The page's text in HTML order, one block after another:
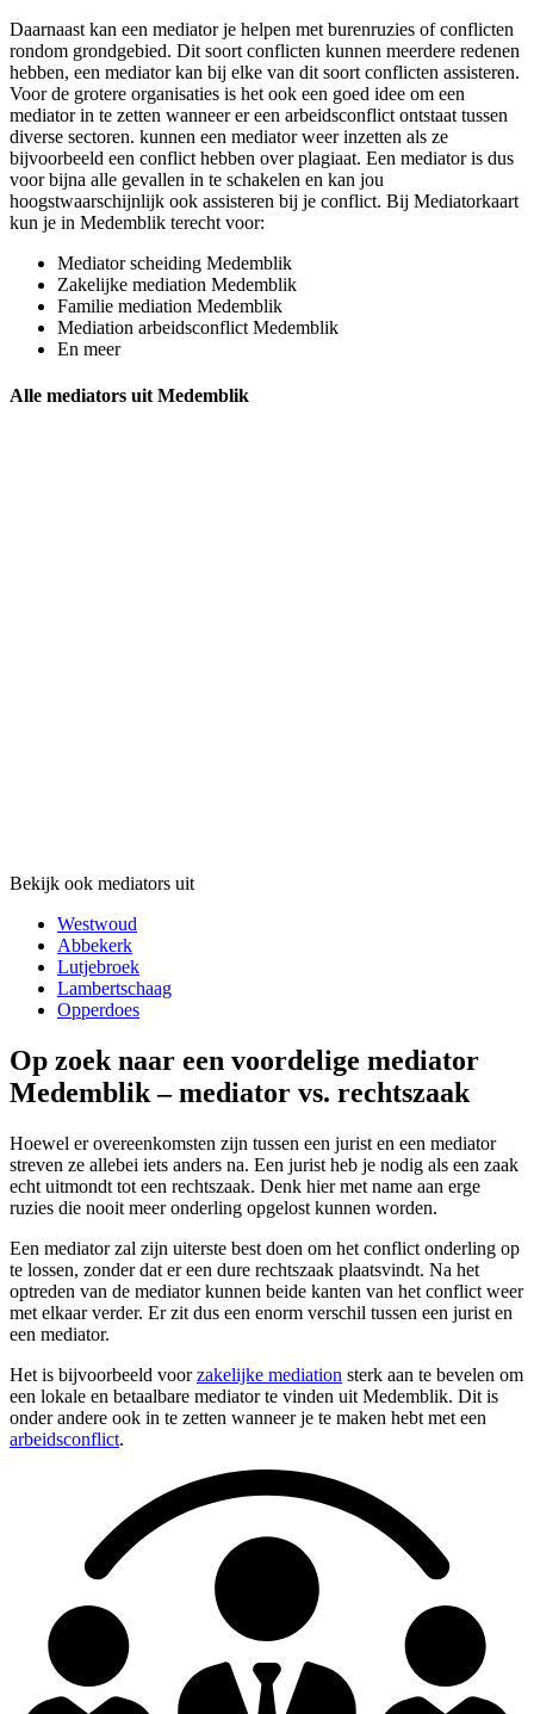
Daarnaast kan een mediator je helpen met burenruzies of conflicten
rondom grondgebied. Dit soort conflicten kunnen meerdere redenen
hebben, een mediator kan bij elke van dit soort conflicten assisteren.
Voor de grotere organisaties is het ook een goed idee om een
mediator in te zetten wanneer er een arbeidsconflict ontstaat tussen
diverse sectoren. kunnen een mediator weer inzetten als ze
bijvoorbeeld een conflict hebben over plagiaat. Een mediator is dus
voor bijna alle gevallen in te schakelen en kan jou
hoogstwaarschijnlijk ook assisteren bij je conflict. Bij Mediatorkaart
kun je in Medemblik terecht voor:
Mediator scheiding Medemblik
Zakelijke mediation Medemblik
Familie mediation Medemblik
Mediation arbeidsconflict Medemblik
En meer
Alle mediators uit Medemblik
Bekijk ook mediators uit
Westwoud
Abbekerk
Lutjebroek
Lambertschaag
Opperdoes
Op zoek naar een voordelige mediator
Medemblik – mediator vs. rechtszaak
Hoewel er overeenkomsten zijn tussen een jurist en een mediator
streven ze allebei iets anders na. Een jurist heb je nodig als een zaak
echt uitmondt tot een rechtszaak. Denk hier met name aan erge
ruzies die nooit meer onderling opgelost kunnen worden.
Een mediator zal zijn uiterste best doen om het conflict onderling op
te lossen, zonder dat er een dure rechtszaak plaatsvindt. Na het
optreden van de mediator kunnen beide kanten van het conflict weer
met elkaar verder. Er zit dus een enorm verschil tussen een jurist en
een mediator.
Het is bijvoorbeeld voorzakelijke mediation sterk aan te bevelen om
een lokale en betaalbare mediator te vinden uit Medemblik. Dit is
onder andere ook in te zetten wanneer je te maken hebt met een
arbeidsconflict.